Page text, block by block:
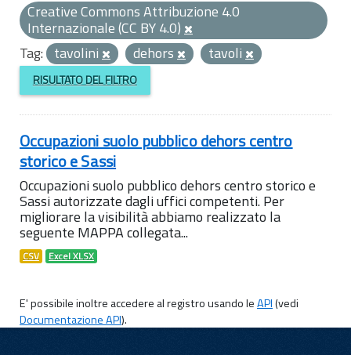
Creative Commons Attribuzione 4.0
Internazionale (CC BY 4.0)
Tag: tavolini dehors tavoli
RISULTATO DEL FILTRO
Occupazioni suolo pubblico dehors centro
storico e Sassi
Occupazioni suolo pubblico dehors centro storico e
Sassi autorizzate dagli uffici competenti. Per
migliorare la visibilità abbiamo realizzato la
seguente MAPPA collegata...
CSV Excel XLSX
E' possibile inoltre accedere al registro usando leAPI(vedi
Documentazione API).